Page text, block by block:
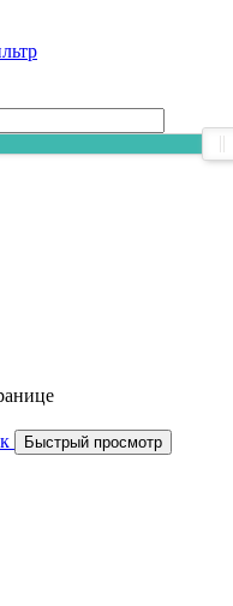
Быстрый просмотр